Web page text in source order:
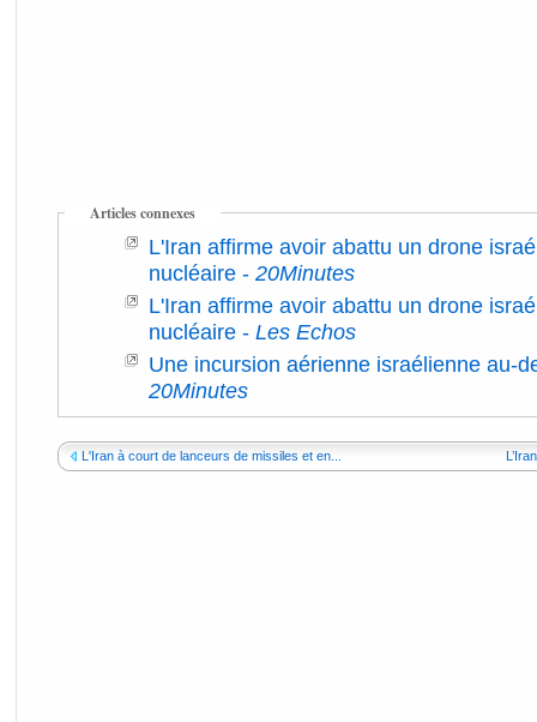
Articles connexes
L'Iran affirme avoir abattu un drone
nucléaire- 20Minutes
L'Iran affirme avoir abattu un drone
nucléaire- Les Echos
Une incursion aérienne israélienne au-
20Minutes
L'Iran à court de lanceurs de missiles et en...